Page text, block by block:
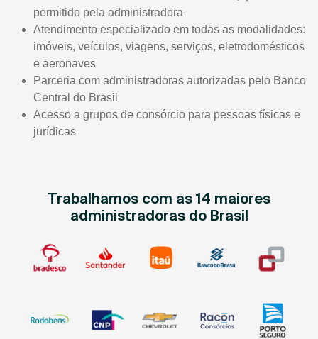
permitido pela administradora
Atendimento especializado em todas as modalidades:
imóveis, veículos, viagens, serviços, eletrodomésticos
e aeronaves
Parceria com administradoras autorizadas pelo Banco
Central do Brasil
Acesso a grupos de consórcio para pessoas físicas e
jurídicas
Trabalhamos com as 14 maiores
administradoras do Brasil